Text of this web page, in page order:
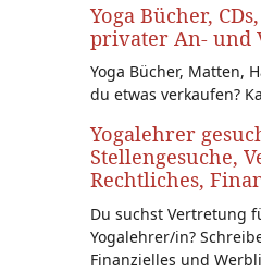
Yoga Bücher,
privater An- und
Yoga Bücher, Matten,
du etwas verkaufen?
Yogalehrer
Stellengesuche,
Rechtliches,
Du suchst Vertretung
Yogalehrer/in?
Finanzielles und